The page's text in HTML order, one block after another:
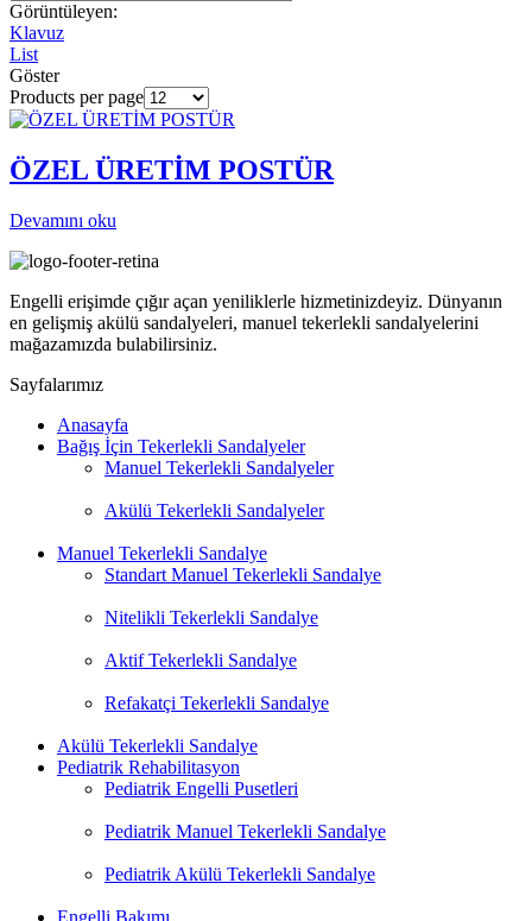
Görüntüleyen:
Klavuz
List
Göster
Products per page
ÖZEL ÜRETİM POSTÜR
Devamını oku
Engelli erişimde çığır açan yeniliklerle hizmetinizdeyiz. Dünyanın
en gelişmiş akülü sandalyeleri, manuel tekerlekli sandalyelerini
mağazamızda bulabilirsiniz.
Sayfalarımız
Anasayfa
Bağış İçin Tekerlekli Sandalyeler
Manuel Tekerlekli Sandalyeler
Akülü Tekerlekli Sandalyeler
Manuel Tekerlekli Sandalye
Standart Manuel Tekerlekli Sandalye
Nitelikli Tekerlekli Sandalye
Aktif Tekerlekli Sandalye
Refakatçi Tekerlekli Sandalye
Akülü Tekerlekli Sandalye
Pediatrik Rehabilitasyon
Pediatrik Engelli Pusetleri
Pediatrik Manuel Tekerlekli Sandalye
Pediatrik Akülü Tekerlekli Sandalye
Engelli Bakımı